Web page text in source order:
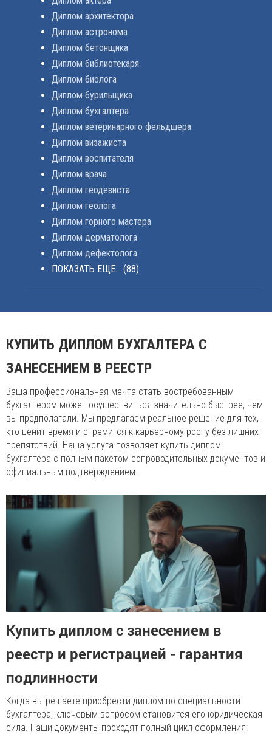
Диплом архитектора
Диплом астронома
Диплом бетонщика
Диплом библиотекаря
Диплом биолога
Диплом бурильщика
Диплом бухгалтера
Диплом ветеринарного фельдшера
Диплом визажиста
Диплом воспитателя
Диплом врача
Диплом геодезиста
Диплом геолога
Диплом горного мастера
Диплом дерматолога
Диплом дефектолога
ПОКАЗАТЬ ЕЩЕ... (88)
КУПИТЬ ДИПЛОМ БУХГАЛТЕРА С
ЗАНЕСЕНИЕМ В РЕЕСТР
Ваша профессиональная мечта стать востребованным
бухгалтером может осуществиться значительно быстрее, чем
вы предполагали. Мы предлагаем реальное решение для тех,
кто ценит время и стремится к карьерному росту без лишних
препятствий. Наша услуга позволяет купить диплом
бухгалтера с полным пакетом сопроводительных документов и
официальным подтверждением.
Купить диплом с занесением в
реестр и регистрацией - гарантия
подлинности
Когда вы решаете приобрести диплом по специальности
бухгалтера, ключевым вопросом становится его юридическая
сила. Наши документы проходят полный цикл оформления: